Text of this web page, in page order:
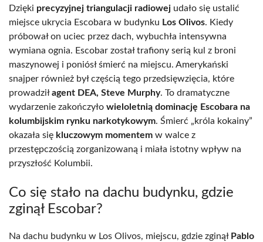
Dzięki precyzyjnej triangulacji radiowej udało się ustalić
miejsce ukrycia Escobara w budynku Los Olivos. Kiedy
próbował on uciec przez dach, wybuchła intensywna
wymiana ognia. Escobar został trafiony serią kul z broni
maszynowej i poniósł śmierć na miejscu. Amerykański
snajper również był częścią tego przedsięwzięcia, które
prowadziłagent DEA, Steve Murphy. To dramatyczne
wydarzenie zakończyło wieloletnią dominację Escobara na
kolumbijskim rynku narkotykowym. Śmierć „króla kokainy”
okazała się kluczowym momentem w walce z
przestępczością zorganizowaną i miała istotny wpływ na
przyszłość Kolumbii.
Co się stało na dachu budynku, gdzie
zginął Escobar?
Na dachu budynku w Los Olivos, miejscu, gdzie zginął Pablo